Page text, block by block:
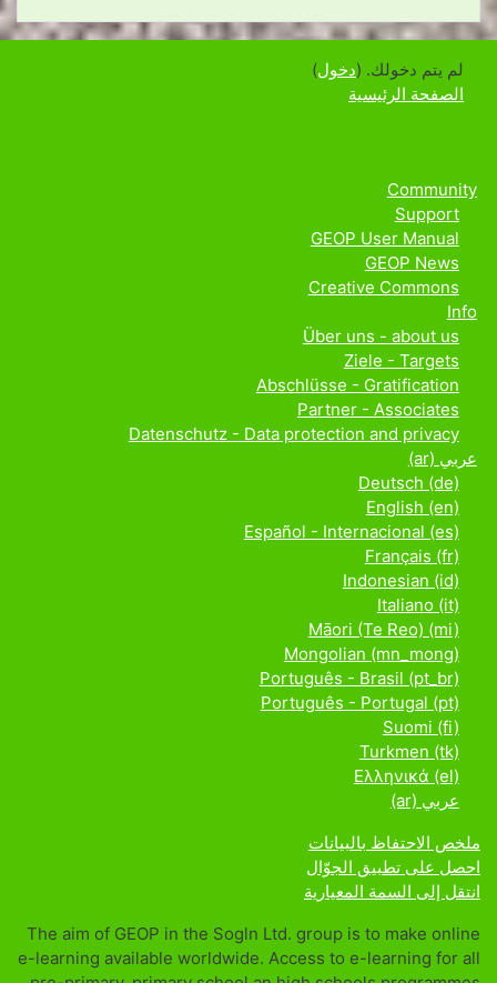
لم يتم دخولك. (دخول)
الصفحة الرئيسية
Community
Support
GEOP User Manual
GEOP News
Creative Commons
Info
Über uns - about us
Ziele - Targets
Abschlüsse - Gratification
Partner - Associates
Datenschutz - Data protection and privacy
عربي ‎(ar)‎
Deutsch ‎(de)‎
English ‎(en)‎
Español - Internacional ‎(es)‎
Français ‎(fr)‎
Indonesian ‎(id)‎
Italiano ‎(it)‎
Māori (Te Reo) ‎(mi)‎
Mongolian ‎(mn_mong)‎
Português - Brasil ‎(pt_br)‎
Português - Portugal ‎(pt)‎
Suomi ‎(fi)‎
Turkmen ‎(tk)‎
Ελληνικά ‎(el)‎
عربي ‎(ar)‎
ملخص الاحتفاظ بالبيانات
احصل على تطبيق الجوّال
انتقل إلى السمة المعيارية
The aim of GEOP in the Sogln Ltd. group is to make online
e-learning available worldwide. Access to e-learning for all